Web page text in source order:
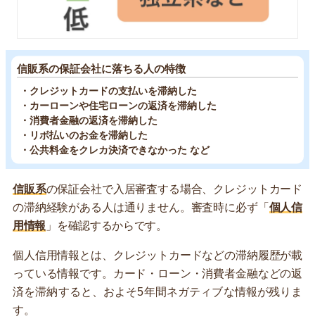
信販系の保証会社に落ちる人の特徴
・クレジットカードの支払いを滞納した
・カーローンや住宅ローンの返済を滞納した
・消費者金融の返済を滞納した
・リボ払いのお金を滞納した
・公共料金をクレカ決済できなかった など
信販系の保証会社で入居審査する場合、クレジットカード
の滞納経験がある人は通りません。審査時に必ず「 個人信
用情報 」を確認するからです。
個人信用情報とは、クレジットカードなどの滞納履歴が載
っている情報です。カード・ローン・消費者金融などの返
済を滞納すると、およそ5年間ネガティブな情報が残りま
す。